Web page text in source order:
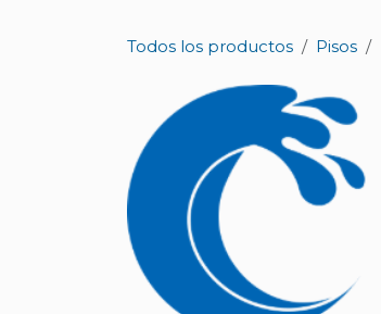
Todos los productos
Pisos